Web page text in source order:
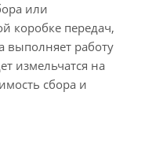
или
коробке передач,
выполняет работу
измельчатся на
сбора и